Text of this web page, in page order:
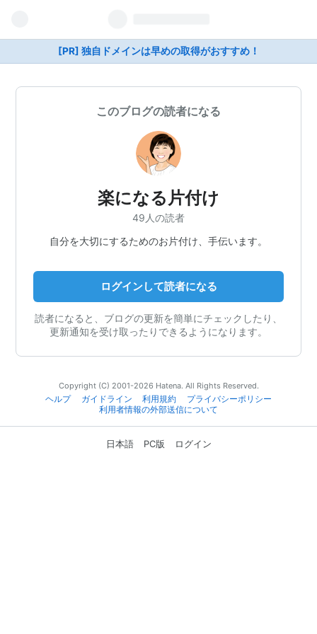
[PR] 独自ドメインは早めの取得がおすすめ！
このブログの読者になる
楽になる片付け
49人の読者
自分を大切にするためのお片付け、手伝います。
ログインして読者になる
読者になると、ブログの更新を簡単にチェックしたり、
更新通知を受け取ったりできるようになります。
Copyright (C) 2001-2026 Hatena. All Rights Reserved.
ヘルプ
ガイドライン 利用規約
プライバシーポリシー
利用者情報の外部送信について
日本語 PC版 ログイン